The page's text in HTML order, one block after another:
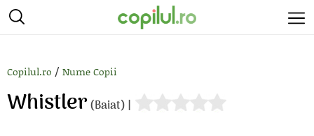
Copilul.ro / Nume Copii
Whistler(Baiat) |